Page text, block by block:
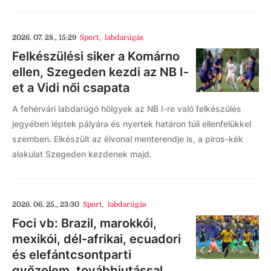
2026. 07. 28., 15:29 Sport, labdarúgás
Felkészülési siker a Komárno
ellen, Szegeden kezdi az NB I-
et a Vidi női csapata
A fehérvári labdarúgó hölgyek az NB I-re való felkészülés
jegyében léptek pályára és nyertek határon túli ellenfelükkel
szemben. Elkészült az élvonal menterendje is, a piros-kék
alakulat Szegeden kezdenek majd.
2026. 06. 25., 23:30 Sport, labdarúgás
Foci vb: Brazil, marokkói,
mexikói, dél-afrikai, ecuadori
és elefántcsontparti